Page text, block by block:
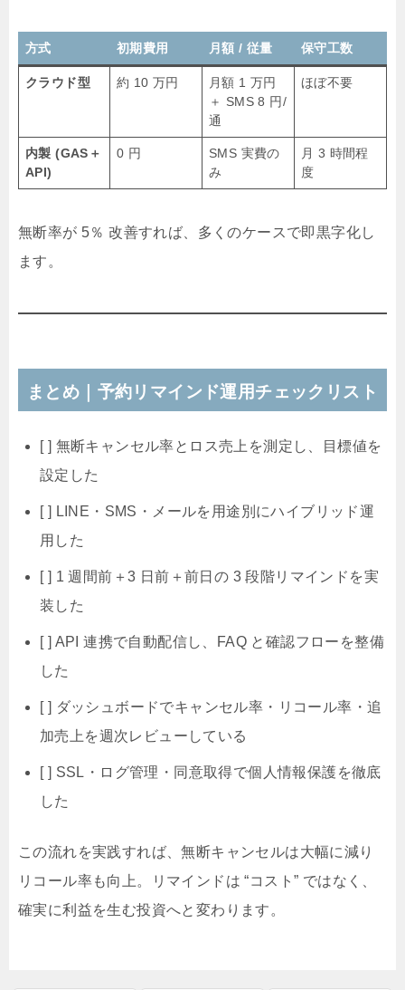
方式 初期費用 月額 / 従量 保守工数
クラウド型 約 10 万円
月額 1 万円
＋ SMS 8 円/
通
ほぼ不要
内製 (GAS＋
API)
0 円
SMS 実費の
み
月 3 時間程
度
無断率が 5％ 改善すれば、多くのケースで即黒字化し
ます。
まとめ｜予約リマインド運用チェックリスト
[ ] 無断キャンセル率とロス売上を測定し、目標値を
設定した
[ ] LINE・SMS・メールを用途別にハイブリッド運
用した
[ ] 1 週間前＋3 日前＋前日の 3 段階リマインドを実
装した
[ ] API 連携で自動配信し、FAQ と確認フローを整備
した
[ ] ダッシュボードでキャンセル率・リコール率・追
加売上を週次レビューしている
[ ] SSL・ログ管理・同意取得で個人情報保護を徹底
した
この流れを実践すれば、無断キャンセルは大幅に減り
リコール率も向上。リマインドは “コスト” ではなく、
確実に利益を生む投資へと変わります。